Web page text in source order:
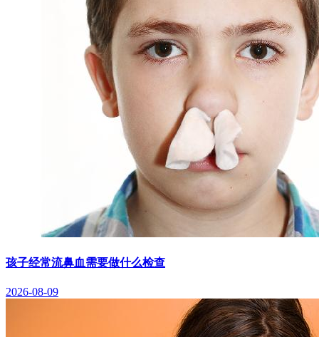
孩子经常流鼻血需要做什么检查
2026-08-09